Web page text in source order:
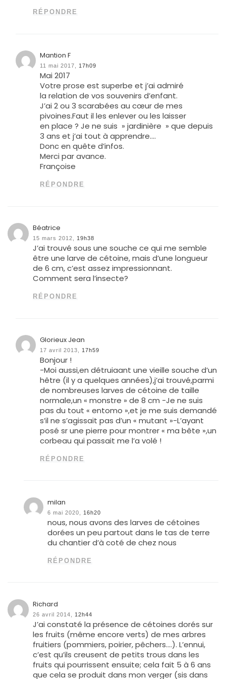
RÉPONDRE
Mantion F
11 mai 2017, 17h09
Mai 2017
Votre prose est superbe et j’ai admiré
la relation de vos souvenirs d’enfant.
J’ai 2 ou 3 scarabées au cœur de mes
pivoines.Faut il les enlever ou les laisser
en place ? Je ne suis » jardinière » que depuis
3 ans et j’ai tout à apprendre….
Donc en quête d’infos.
Merci par avance.
Françoise
RÉPONDRE
Béatrice
15 mars 2012, 19h38
J’ai trouvé sous une souche ce qui me semble
être une larve de cétoine, mais d’une longueur
de 6 cm, c’est assez impressionnant.
Comment sera l’insecte?
RÉPONDRE
Glorieux Jean
17 avril 2013, 17h59
Bonjour !
-Moi aussi,en détruiaant une vieille souche d’un
hêtre (il y a quelques années),j’ai trouvé,parmi
de nombreuses larves de cétoine de taille
normale,un « monstre » de 8 cm -Je ne suis
pas du tout « entomo »,et je me suis demandé
s’il ne s’agissait pas d’un « mutant »-L’ayant
posé sr une pierre pour montrer « ma bête »,un
corbeau qui passait me l’a volé !
RÉPONDRE
milan
6 mai 2020, 16h20
nous, nous avons des larves de cétoines
dorées un peu partout dans le tas de terre
du chantier d’à coté de chez nous
RÉPONDRE
Richard
26 avril 2014, 12h44
J’ai constaté la présence de cétoines dorés sur
les fruits (même encore verts) de mes arbres
fruitiers (pommiers, poirier, pêchers….). L’ennui,
c’est qu’ils creusent de petits trous dans les
fruits qui pourrissent ensuite; cela fait 5 à 6 ans
que cela se produit dans mon verger (sis dans